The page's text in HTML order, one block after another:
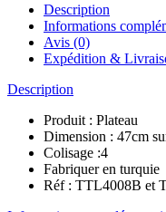
Description
Informations
Avis (0)
Expédition &
Description
Produit : Plateau
Dimension : 47cm
Colisage :4
Fabriquer en turquie
Réf : TTL4008B et